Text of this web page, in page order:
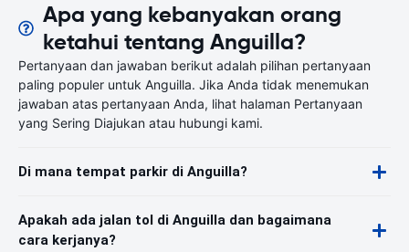
Apa yang kebanyakan orang
ketahui tentang Anguilla?
Pertanyaan dan jawaban berikut adalah pilihan pertanyaan
paling populer untuk Anguilla. Jika Anda tidak menemukan
jawaban atas pertanyaan Anda, lihat halaman Pertanyaan
yang Sering Diajukan atau hubungi kami.
Di mana tempat parkir di Anguilla?
Apakah ada jalan tol di Anguilla dan bagaimana
cara kerjanya?